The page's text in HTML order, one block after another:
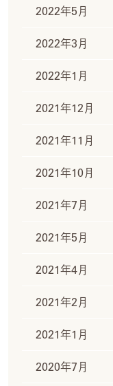
2022年5月
2022年3月
2022年1月
2021年12月
2021年11月
2021年10月
2021年7月
2021年5月
2021年4月
2021年2月
2021年1月
2020年7月